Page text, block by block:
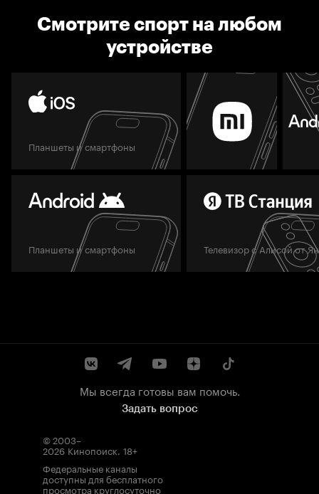
Смотрите спорт на любом
устройстве
Планшеты и смартфоны
Планшеты и смартфоны Телевизор с Алисой от
Мы всегда готовы вам помочь.
Задать вопрос
© 2003–
2026 Кинопоиск. 18+
Федеральные каналы
доступны для бесплатного
просмотра круглосуточно